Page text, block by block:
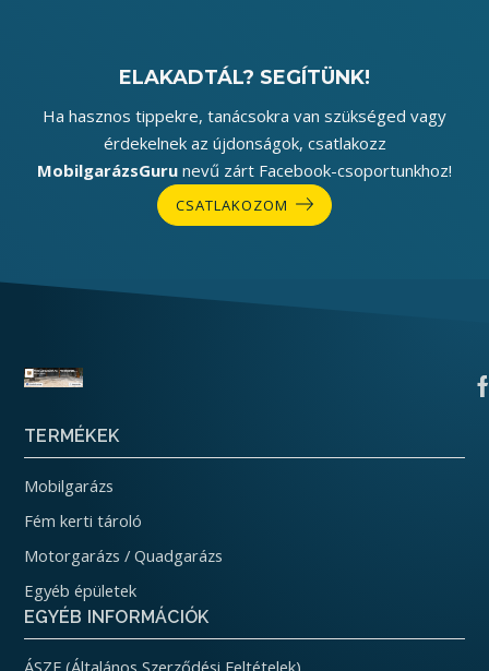
ELAKADTÁL? SEGÍTÜNK!
Ha hasznos tippekre, tanácsokra van szükséged vagy
érdekelnek az újdonságok, csatlakozz
MobilgarázsGuru nevű zárt Facebook-csoportunkhoz!
CSATLAKOZOM
TERMÉKEK
Mobilgarázs
Fém kerti tároló
Motorgarázs / Quadgarázs
Egyéb épületek
EGYÉB INFORMÁCIÓK
ÁSZF (Általános Szerződési Feltételek)